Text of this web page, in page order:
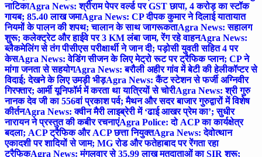
नाटिकाAgra News: श्रीराम पेपर वर्ल्ड पर GST छापा, 4 करोड़ का स्टॉक
गायब; 85.40 लाख जमाAgra News: CP दीपक कुमार ने दिलाई यातायात
नियमों के पालन की शपथ; चालान के साथ जागरूकताAgra News: सहालग
शुरू; कलेक्ट्रेट और हाईवे पर 3 KM लंबा जाम, रेंग रहे वाहनAgra News:
ब्लैकमेलिंग से तंग पीसीएस परीक्षार्थी ने जान दी; पड़ोसी युवती सहित 4 पर
केसAgra News: वेडिंग सीजन के लिए मेट्रो रूट पर ट्रैफिक प्लान; CP ने
मांगा जनता से सहयोगAgra News: बरौली अहीर गांव में बेटी की हेलीकॉप्टर से
विदाई; देखने के लिए उमड़ी भीड़Agra News: कैंट स्टेशन से फर्जी अग्निवीर
गिरफ्तार; आर्मी यूनिफॉर्म में करता था यात्रियों से चोरीAgra News: श्री गुरु
नानक देव जी का 556वां प्रकाश पर्व; मैथन और सदर बाजार गुरुद्वारों में विशेष
कीर्तनAgra News: क्वीन मैरी लाइब्रेरी में ‘ढाई आखर प्रेम का’; सुधीर
नारायन ने प्रस्तुत की कबीर रचनाएंAgra Police: दो ACP का कार्यक्षेत्र
बदला; ACP ट्रैफिक और ACP छत्ता नियुक्तAgra News: देवोत्थान
एकादशी पर शादियों से जाम; MG रोड और फतेहाबाद पर रेंगता रहा
ट्रैफिकAgra News: मंगलवार से 35.99 लाख मतदाताओं का SIR शुरू;